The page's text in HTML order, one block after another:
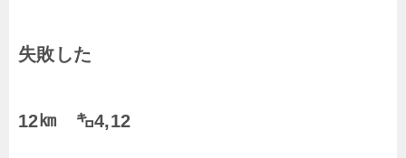
失敗した
12㎞ ㌔4,12